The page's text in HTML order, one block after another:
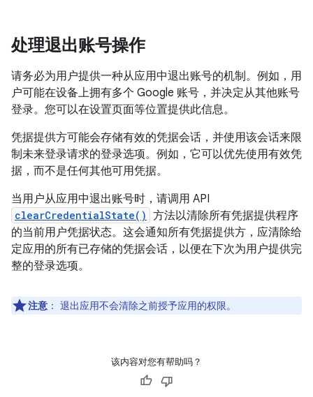
处理退出账号操作
请务必为用户提供一种从应用中退出账号的机制。例如，用
户可能在设备上拥有多个 Google 账号，并决定从其他账号
登录。您可以在设置页面等位置提供此信息。
凭据提供方可能会存储有效的凭据会话，并使用该会话来限
制未来登录请求的登录选项。例如，它可以优先使用有效凭
据，而不是任何其他可用凭据。
当用户从应用中退出账号时，请调用 API
clearCredentialState() 方法以清除所有凭据提供程序
的当前用户凭据状态。这会通知所有凭据提供方，应清除给
定应用的所有已存储的凭据会话，以便在下次为用户提供完
整的登录选项。
注意 ： 退出应用不会清除之前授予应用的权限。
该内容对您有帮助吗？